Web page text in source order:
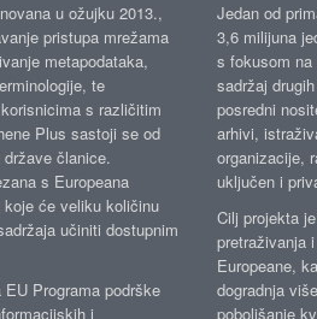
u ožujku 2013.,
pristupa mrežama
metapodataka,
te
s različitim
Plus sastoji se od
članice.
s Europeana
će veliku količinu
učiniti dostupnim
Programa podrške
i
Jedan od
3,6 milijuna
s fokusom
sadržaj
posredni
arhivi,
organizacije,
uključen i
Cilj projekta
pretraživanja
Europeane,
dogradnja
poboljšanje